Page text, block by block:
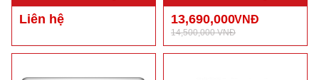
Liên hệ 13,690,000VNĐ
14,500,000 VNĐ